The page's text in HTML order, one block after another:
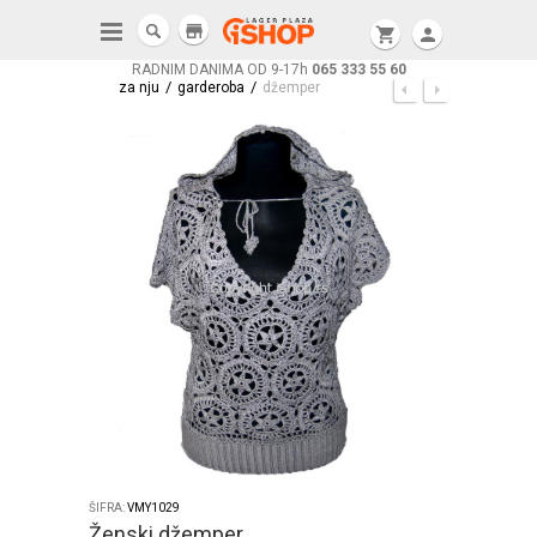
RADNIM DANIMA OD 9-17h 065 333 55 60
shopping_cart person
store
za nju / garderoba / džemper
ŠIFRA:VMY1029